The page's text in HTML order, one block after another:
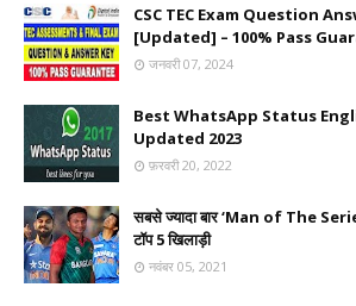
CSC TEC Exam Question
[Updated] – 100% Pass
जनवरी 07, 2024
Best WhatsApp Status
Updated 2023
फ़रवरी 20, 2022
सबसे ज्यादा बार ‘Man of The
टॉप 5 खिलाड़ी
नवंबर 05, 2021